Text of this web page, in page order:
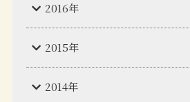
2016年
2015年
2014年